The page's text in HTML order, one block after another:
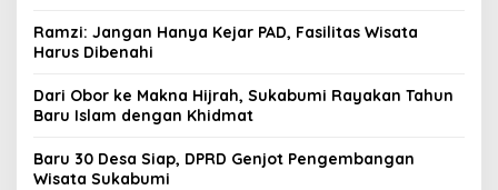
Ramzi: Jangan Hanya Kejar PAD, Fasilitas Wisata
Harus Dibenahi
Dari Obor ke Makna Hijrah, Sukabumi Rayakan Tahun
Baru Islam dengan Khidmat
Baru 30 Desa Siap, DPRD Genjot Pengembangan
Wisata Sukabumi